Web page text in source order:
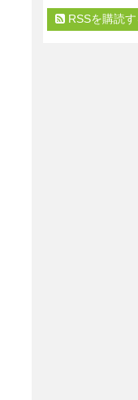
RSSを購読す